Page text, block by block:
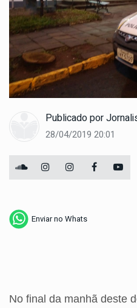
Publicado por
28/04/2019 20:01
Enviar no Whats
No final da manhã deste